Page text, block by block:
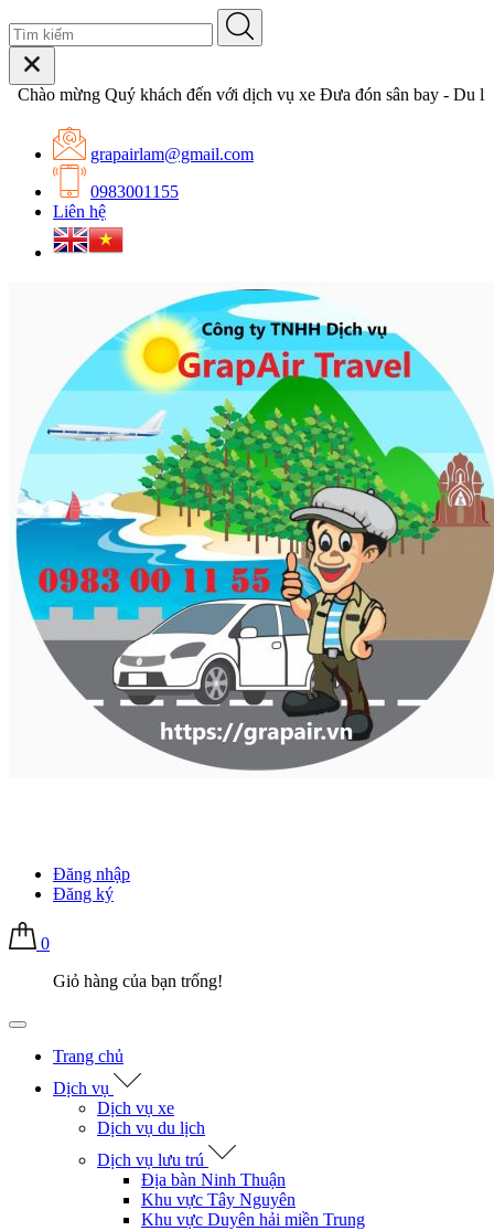
mừng Quý khách đến với dịch vụ xe Đưa đón sân bay - Du lịch
grapairlam@gmail.com
0983001155
Liên hệ
Đăng nhập
Đăng ký
0
Giỏ hàng của bạn trống!
Trang chủ
Dịch vụ
Dịch vụ xe
Dịch vụ du lịch
Dịch vụ lưu trú
Địa bàn Ninh Thuận
Khu vực Tây Nguyên
Khu vực Duyên hải miền Trung